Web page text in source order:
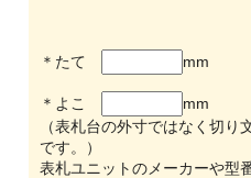
＊たて mm
＊よこ
mm
（表札台の外寸ではなく切
です。）
表札ユニットのメーカーや型